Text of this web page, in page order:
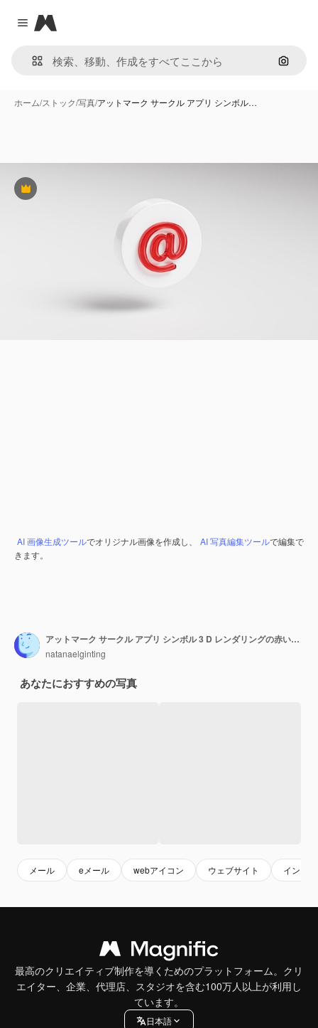
Close menu
Magnific
画像で
ホーム/ストック/写真/アットマーク サークル アプリ シンボル…
Premium
AI 画像生成ツールでオリジナル画像を作成し、 AI 写真編集ツールで編集で
きます。
アットマーク サークル アプリ シンボル 3 D レンダリングの赤いガラス アイコン ボタン
natanaelginting
あなたにおすすめの写真
メール eメール webアイコン ウェブサイト インタ
最高のクリエイティブ制作を導くためのプラットフォーム。クリ
エイター、企業、代理店、スタジオを含む100万人以上が利用し
ています。
日本語